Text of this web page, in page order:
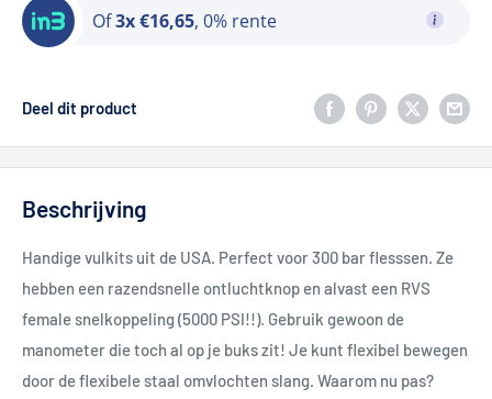
Of3x €16,65, 0% rente
Deel dit product
Beschrijving
Handige vulkits uit de USA. Perfect voor 300 bar flesssen. Ze
hebben een razendsnelle ontluchtknop en alvast een RVS
female snelkoppeling (5000 PSI!!). Gebruik gewoon de
manometer die toch al op je buks zit! Je kunt flexibel bewegen
door de flexibele staal omvlochten slang. Waarom nu pas?